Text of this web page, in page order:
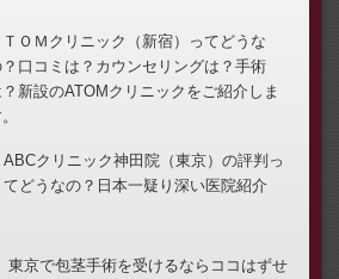
ＴＯＭクリニック（新宿）ってどうな
口コミは？カウンセリングは？手術
？新設のATOMクリニックをご紹介しま
ABCクリニック神田院（東京）の評判っ
てどうなの？日本一疑り深い医院紹介
東京で包茎手術を受けるならココはずせ